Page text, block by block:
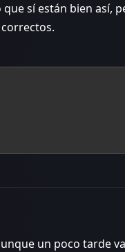
que sí están bien así,
un poco tarde